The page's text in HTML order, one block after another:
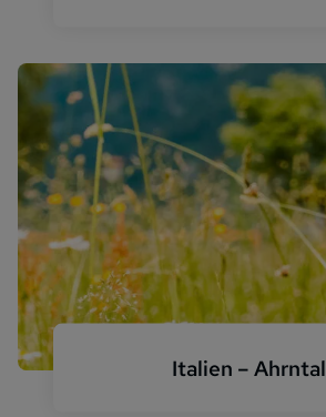
Italien – Ahrntal